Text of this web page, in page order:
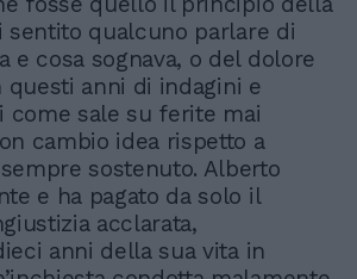
sentito qualcuno parlare di
e cosa sognava, o del dolore
questi anni di indagini e
come sale su ferite mai
cambio idea rispetto a
sostenuto. Alberto
e ha pagato da solo il
acclarata,
anni della sua vita in